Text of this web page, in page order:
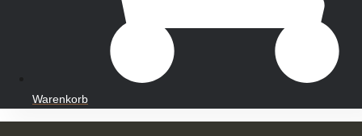
Warenkorb